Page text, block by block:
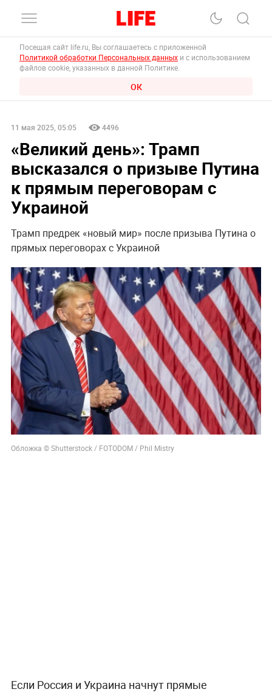
Посещая сайт life.ru, Вы соглашаетесь с приложенной
Политикой обработки Персональных данных и с использованием
файлов cookie, указанных в данной Политике.
ОК
11 мая 2025, 05:05 4496
«Великий день»: Трамп
высказался о призыве Путина
к прямым переговорам с
Украиной
Трамп предрек «новый мир» после призыва Путина о
прямых переговорах с Украиной
Обложка © Shutterstock / FOTODOM / Phil Mistry
Если Россия и Украина начнут прямые